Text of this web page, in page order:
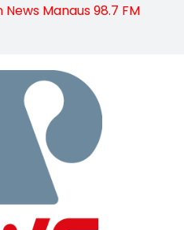
Manaus 98.7 FM